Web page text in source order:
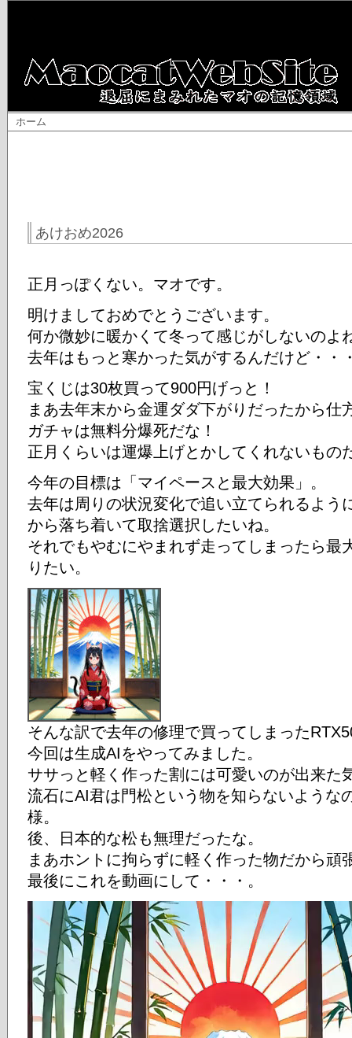
ホーム
あけおめ2026
正月っぽくない。マオです。
明けましておめでとうございます。
何か微妙に暖かくて冬って感じがしないのよ
去年はもっと寒かった気がするんだけど・・
宝くじは30枚買って900円げっと！
まあ去年末から金運ダダ下がりだったから仕
ガチャは無料分爆死だな！
正月くらいは運爆上げとかしてくれないもの
今年の目標は「マイペースと最大効果」。
去年は周りの状況変化で追い立てられるよう
から落ち着いて取捨選択したいね。
それでもやむにやまれず走ってしまったら最
りたい。
そんな訳で去年の修理で買ってしまった
今回は生成AIをやってみました。
ササっと軽く作った割には可愛いのが出来た
流石にAI君は門松という物を知らないような
様。
後、日本的な松も無理だったな。
まあホントに拘らずに軽く作った物だから頑
最後にこれを動画にして・・・。
画
レ
ヤ
ー